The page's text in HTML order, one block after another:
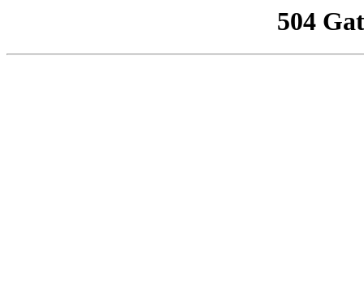
504